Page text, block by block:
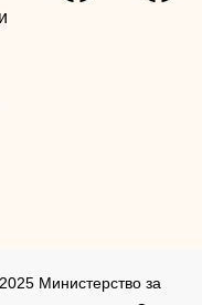
Министерство за